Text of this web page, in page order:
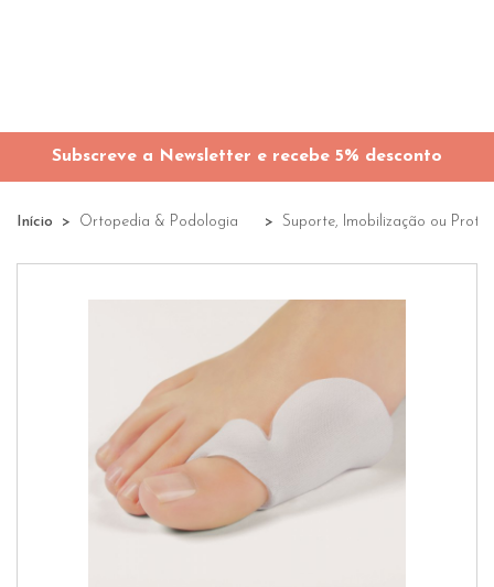
Subscreve a Newsletter e recebe 5% desconto
Início Ortopedia & Podologia Suporte, Imobilização ou